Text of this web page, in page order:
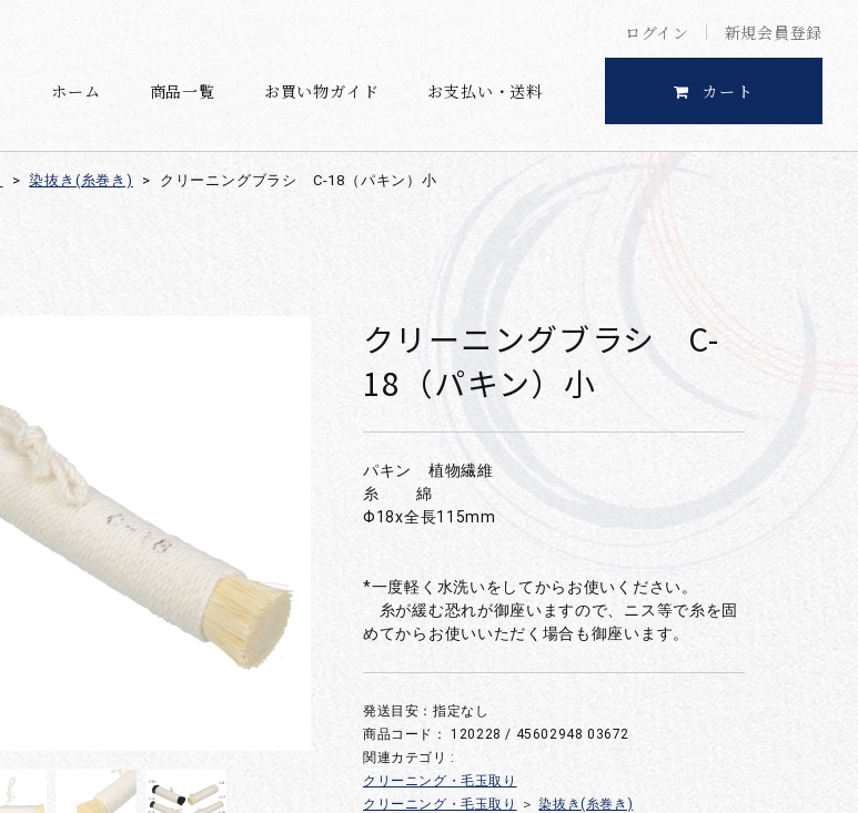
ログイン 新規会員登録
ホーム 商品一覧 お買い物ガイド お支払い・送料 カート
> 染抜き(糸巻き) > クリーニングブラシ C-18（パキン）小
クリーニングブラシ C-
18（パキン）小
パキン 植物繊維
糸 綿
Φ18x全長115mm
*一度軽く水洗いをしてからお使いください。
糸が緩む恐れが御座いますので、ニス等で糸を固
めてからお使いいただく場合も御座います。
発送目安：指定なし
商品コード：120228 / 45602948 03672
関連カテゴリ :
クリーニング・毛玉取り
クリーニング・毛玉取り
＞ 染抜き(糸巻き)